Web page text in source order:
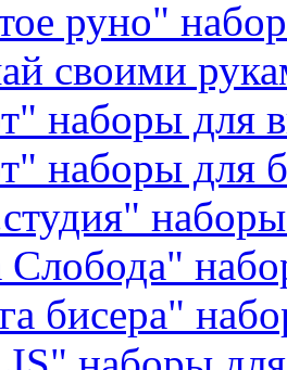
руно"
своими
наборы для
наборы для
Слобода"
бисера"